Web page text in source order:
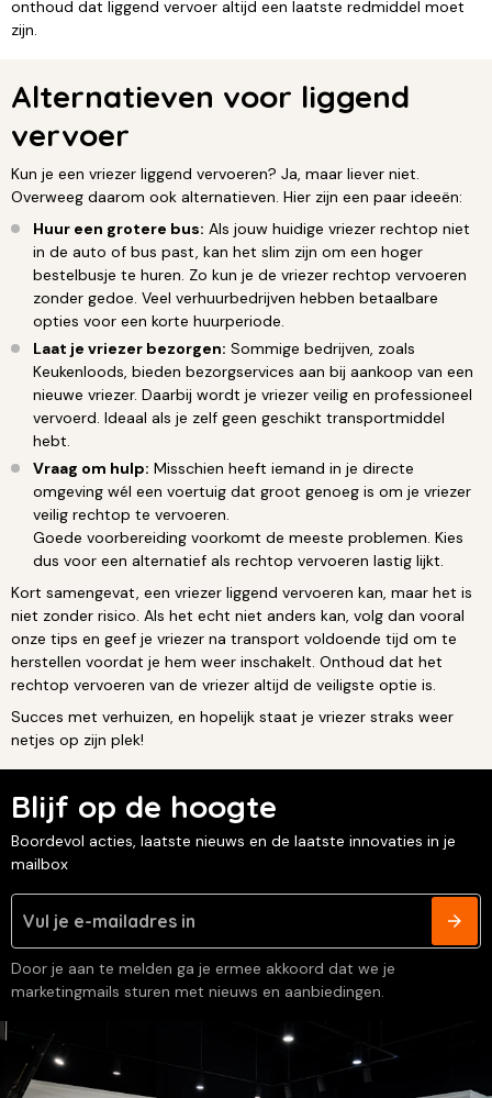
onthoud dat liggend vervoer altijd een laatste redmiddel moet
zijn.
Alternatieven voor liggend
vervoer
Kun je een vriezer liggend vervoeren? Ja, maar liever niet.
Overweeg daarom ook alternatieven. Hier zijn een paar ideeën:
Huur een grotere bus: Als jouw huidige vriezer rechtop niet
in de auto of bus past, kan het slim zijn om een hoger
bestelbusje te huren. Zo kun je de vriezer rechtop vervoeren
zonder gedoe. Veel verhuurbedrijven hebben betaalbare
opties voor een korte huurperiode.
Laat je vriezer bezorgen: Sommige bedrijven, zoals
Keukenloods, bieden bezorgservices aan bij aankoop van een
nieuwe vriezer. Daarbij wordt je vriezer veilig en professioneel
vervoerd. Ideaal als je zelf geen geschikt transportmiddel
hebt.
Vraag om hulp: Misschien heeft iemand in je directe
omgeving wél een voertuig dat groot genoeg is om je vriezer
veilig rechtop te vervoeren.
Goede voorbereiding voorkomt de meeste problemen. Kies
dus voor een alternatief als rechtop vervoeren lastig lijkt.
Kort samengevat, een vriezer liggend vervoeren kan, maar het is
niet zonder risico. Als het echt niet anders kan, volg dan vooral
onze tips en geef je vriezer na transport voldoende tijd om te
herstellen voordat je hem weer inschakelt. Onthoud dat het
rechtop vervoeren van de vriezer altijd de veiligste optie is.
Succes met verhuizen, en hopelijk staat je vriezer straks weer
netjes op zijn plek!
Blijf op de hoogte
Boordevol acties, laatste nieuws en de laatste innovaties in je
mailbox
Door je aan te melden ga je ermee akkoord dat we je
marketingmails sturen met nieuws en aanbiedingen.